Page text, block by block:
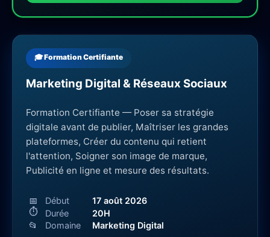
🎓 Formation Certifiante
Marketing Digital & Réseaux Sociaux
Formation Certifiante — Poser sa stratégie
digitale avant de publier, Maîtriser les grandes
plateformes, Créer du contenu qui retient
l'attention, Soigner son image de marque,
Publicité en ligne et mesure des résultats.
📅 Début
17 août 2026
⏱
Durée
20H
📂
Domaine Marketing Digital